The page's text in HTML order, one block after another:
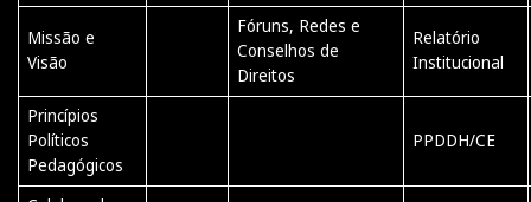
Missão e
Visão
Fóruns, Redes e
Conselhos de
Direitos
Relatório
Institucional
Princípios
Políticos
Pedagógicos
PPDDH/CE